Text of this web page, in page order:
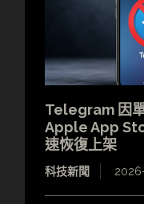
Telegram 因
Apple App
速恢復上架
科技新聞